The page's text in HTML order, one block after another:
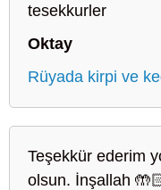
tesekkurler
Oktay
Rüyada kirpi ve
Teşekkür ederim
olsun. İnşallah